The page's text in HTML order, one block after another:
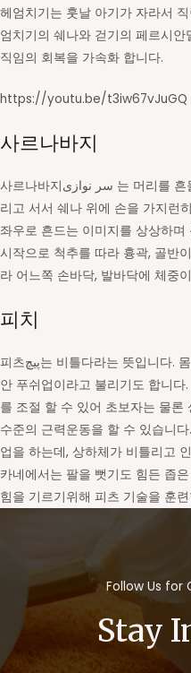
헤엄치기는 훗날 아기가 자라서
엄치기의 쉐나와 걷기의 페르시
직임의 회복을 가속화 합니다.
https://youtu.be/t3iw67vJuGQ
사르나바지
사르나바지سر نوازی 는 머리를 흔들다라는 뜻입니다. 양다리를 넓게 벌
리고 서서 쉐나 위에 손을 가지런
좌우로 흔드는 이미지를 상상하
시작으로 척추를 따라 흉곽, 골반
라 어느쪽 손바닥, 발바닥에 체중
피치
피츠پیچ는 비틀다라는 뜻입니다. 몸을 비틀면서 하는 푸쉬업으로 페르시
안 푸쉬업이라고 불리기도 합니
를 조절 할 수 있어 초보자는 물론
수준의 근력운동을 할 수 있습니
업을 하는데, 상하체가 비틀리고
카네에서는 팔을 뻣기도 힘든 좁
힘을 기르기위해 피츠 기술을 훈
Follow Us for
Stay